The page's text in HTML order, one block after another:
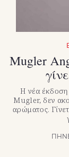
Mugler
Η νέα έκδοση
Mugler, δεν
αρώματος.